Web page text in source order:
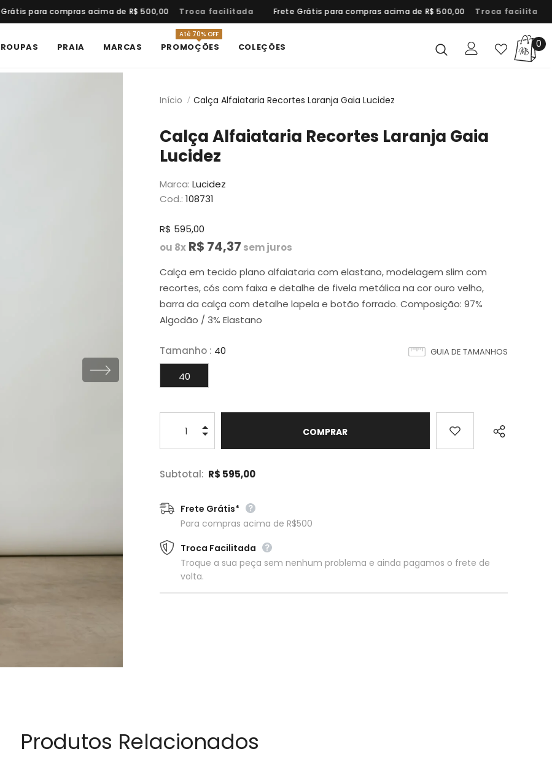
para compras acima de R$ 500,00 Troca facilitada Frete Grátis para compras acima de R$ 500,00 Troca facilitada
ROUPAS PRAIA MARCAS PROMOÇÕES
Até 70% OFF
COLEÇÕES 0
Início Calça Alfaiataria Recortes Laranja Gaia Lucidez
Calça Alfaiataria Recortes Laranja Gaia
Lucidez
Marca: Lucidez
Cod.: 108731
R$ 595,00
ou 8x R$ 74,37 sem juros
Calça em tecido plano alfaiataria com elastano, modelagem slim com
recortes, cós com faixa e detalhe de fivela metálica na cor ouro velho,
barra da calça com detalhe lapela e botão forrado. Composição: 97%
Algodão / 3% Elastano
GUIA DE TAMANHOS
Tamanho : 40
40
Subtotal: R$ 595,00
Frete Grátis*
Para compras acima de R$500
Troca Facilitada
Troque a sua peça sem nenhum problema e ainda pagamos o frete de
volta.
Produtos Relacionados